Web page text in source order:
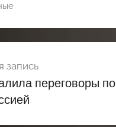
запись
переговоры по